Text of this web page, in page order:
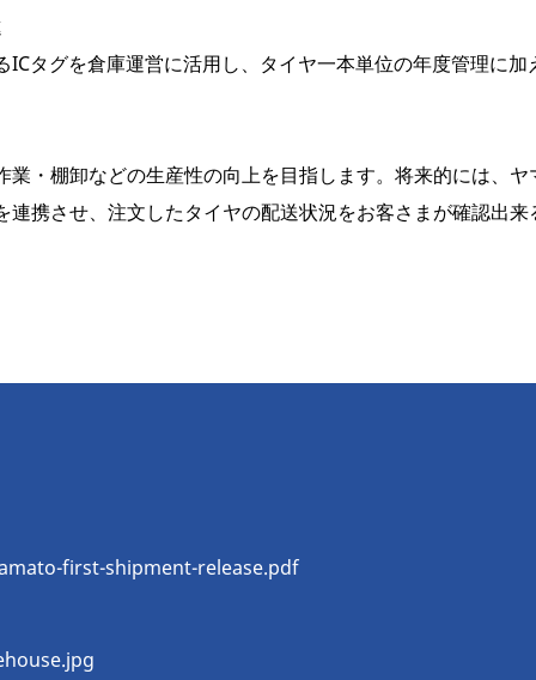
ICタグを倉庫運営に活用し、タイヤ一本単位の年度管理に
業・棚卸などの生産性の向上を目指します。将来的には、
連携させ、注文したタイヤの配送状況をお客さまが確認出
first-shipment-release.pdf